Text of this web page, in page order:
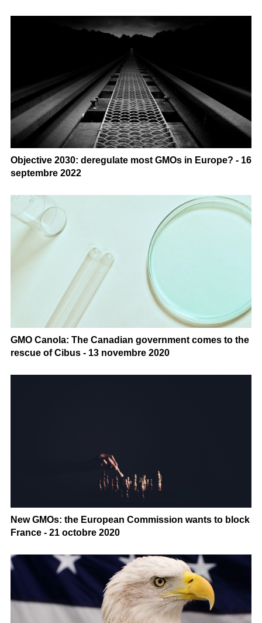
Objective 2030: deregulate most GMOs in Europe? - 16
septembre 2022
GMO Canola: The Canadian government comes to the
rescue of Cibus - 13 novembre 2020
New GMOs: the European Commission wants to block
France - 21 octobre 2020